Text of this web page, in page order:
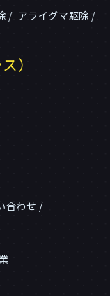
アライグマ駆除
）
合わせ